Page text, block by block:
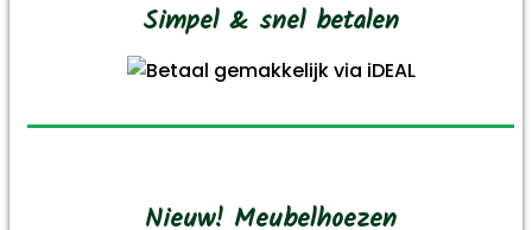
Simpel & snel betalen
Nieuw! Meubelhoezen